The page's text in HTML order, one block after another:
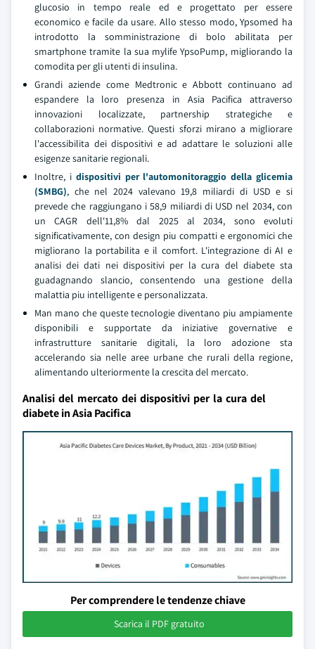
glucosio in tempo reale ed e progettato per essere
economico e facile da usare. Allo stesso modo, Ypsomed ha
introdotto la somministrazione di bolo abilitata per
smartphone tramite la sua mylife YpsoPump, migliorando la
comodita per gli utenti di insulina.
Grandi aziende come Medtronic e Abbott continuano ad
espandere la loro presenza in Asia Pacifica attraverso
innovazioni localizzate, partnership strategiche e
collaborazioni normative. Questi sforzi mirano a migliorare
l'accessibilita dei dispositivi e ad adattare le soluzioni alle
esigenze sanitarie regionali.
Inoltre, i dispositivi per l'automonitoraggio della glicemia
(SMBG), che nel 2024 valevano 19,8 miliardi di USD e si
prevede che raggiungano i 58,9 miliardi di USD nel 2034, con
un CAGR dell'11,8% dal 2025 al 2034, sono evoluti
significativamente, con design piu compatti e ergonomici che
migliorano la portabilita e il comfort. L'integrazione di AI e
analisi dei dati nei dispositivi per la cura del diabete sta
guadagnando slancio, consentendo una gestione della
malattia piu intelligente e personalizzata.
Man mano che queste tecnologie diventano piu ampiamente
disponibili e supportate da iniziative governative e
infrastrutture sanitarie digitali, la loro adozione sta
accelerando sia nelle aree urbane che rurali della regione,
alimentando ulteriormente la crescita del mercato.
Analisi del mercato dei dispositivi per la cura del
diabete in Asia Pacifica
Per comprendere le tendenze chiave
Scarica il PDF gratuito